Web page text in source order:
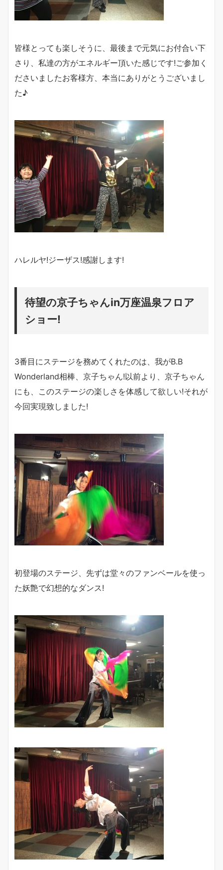
皆様とっても楽しそうに、最後まで元気にお付合い下
さり、私達の方がエネルギー頂いた感じです!ご参加く
ださいましたお客様方、本当にありがとうございまし
た♪
ハレルヤ!ジーザス!感謝します!
待望の京子ちゃんin万座温泉フロア
ショー!
3番目にステージを務めてくれたのは、我がB.B
Wonderland相棒、京子ちゃん!以前より、京子ちゃん
にも、このステージの楽しさを体感して欲しい!それが
今回実現致しました!
初登場のステージ、先ずは堂々のファンベールを使っ
た妖艶で幻想的なダンス!